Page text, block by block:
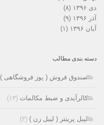
دی ۱۳۹۶
(۸)
آذر ۱۳۹۶
(۹)
آبان ۱۳۹۶
(۱)
دسته بندی مطالب
صندوق فروش ( پوز فروشگاهی )
کالرآیدی و ضبط مکالمات (۱۳)
لیبل پرینتر ( لیبل زن ) (۳)